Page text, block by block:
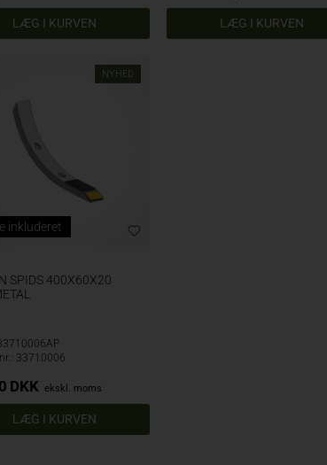
NYHED
inkluderet
SPIDS 400X60X20
33710006
DKK ekskl. moms